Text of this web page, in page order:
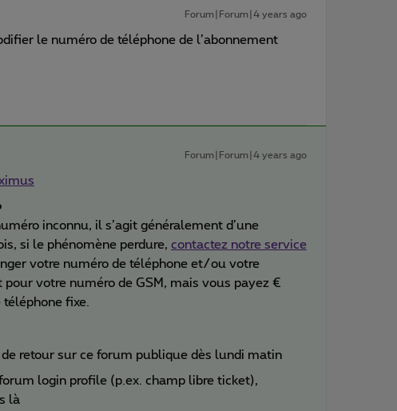
Forum|Forum|4 years ago
le numéro de téléphone de l’abonnement
Forum|Forum|4 years ago
inconnu, il s’agit généralement d’une
si le phénomène perdure, contactez notre service
votre numéro de téléphone et/ou votre
votre numéro de GSM, mais vous payez €
fixe.
retour sur ce forum publique dès lundi matin
login profile (p.ex. champ libre ticket),
là